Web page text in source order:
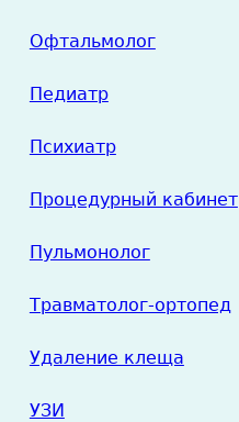
Офтальмолог
Педиатр
Психиатр
Процедурный кабинет
Пульмонолог
Травматолог-ортопед
Удаление клеща
УЗИ